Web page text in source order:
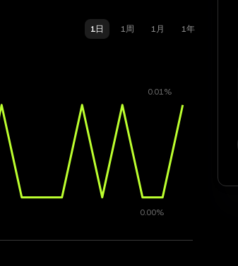
1日 1周 1月 1年